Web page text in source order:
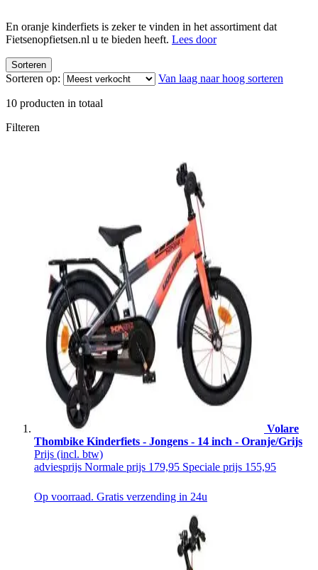
En oranje kinderfiets is zeker te vinden in het assortiment dat
Fietsenopfietsen.nl u te bieden heeft. Lees door
Sorteren
Sorteren op: Van laag naar hoog sorteren
10 producten in totaal
Filteren
Volare
Thombike Kinderfiets - Jongens - 14 inch - Oranje/Grijs
Prijs (incl. btw)
adviesprijs Normale prijs 179,95 Speciale prijs 155,95
Op voorraad. Gratis verzending in 24u